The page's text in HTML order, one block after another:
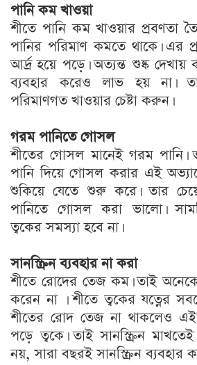
পানি কম খাওয়া
শীতে পানি কম খাওয়ার প্রবণতা
পানির পরিমাণ কমতে থাকে। এর
আর্দ্র হয়ে পড়ে। অত্যন্ত শুষ্ক দেখায়
ব্যবহার করেও লাভ হয় না।
পরিমাণগত খাওয়ার চেষ্টা করুন।
গরম পানিতে গোসল
শীতের গোসল মানেই গরম পানি।
পানি দিয়ে গোসল করার এই
শুকিয়ে যেতে শুরু করে। তার
পানিতে গোসল করা ভালো।
ত্বকের সমস্যা হবে না।
সানস্ক্রিন ব্যবহার না করা
শীতে রোদের তেজ কম। তাই
করেন না । শীতে ত্বকের যত্নের
শীতের রোদ তেজ না থাকলেও এই
পড়ে ত্বকে। তাই সানস্ক্রিন
নয়, সারা বছরই সানস্ক্রিন ব্যবহার